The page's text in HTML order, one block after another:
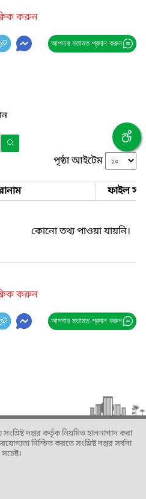
করুন
আপনার মতামত প্রদান করুন
পৃষ্ঠা আইটেম
ফাইল
কোনো তথ্য পাওয়া যায়নি।
করুন
আপনার মতামত প্রদান করুন
দপ্তর কর্তৃক নিয়মিত হালনাগাদ করা
নিশ্চিত করতে সংশ্লিষ্ট দপ্তর সর্বদা
সচেষ্ট।